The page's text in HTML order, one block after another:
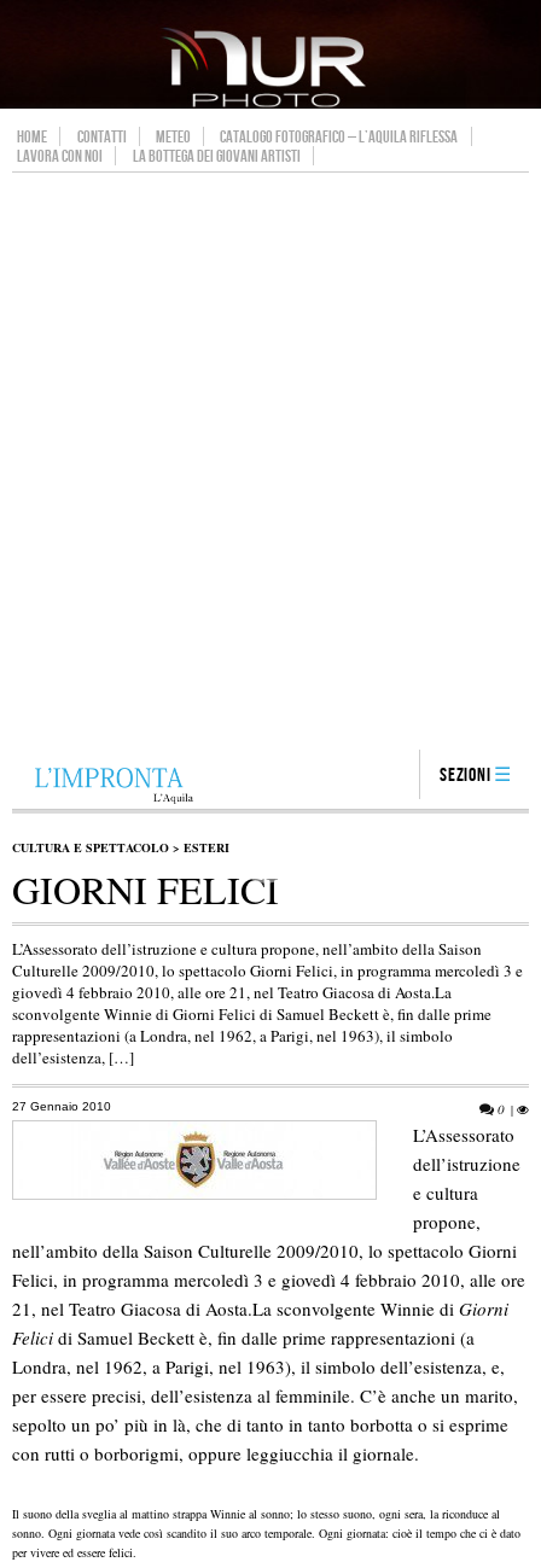
HOME CONTATTI METEO
CATALOGO FOTOGRAFICO – L’AQUILA RIFLESSA
LAVORA CON NOI
LA BOTTEGA DEI GIOVANI ARTISTI
Sezioni
CULTURA E SPETTACOLO > ESTERI
GIORNI FELICI
L’Assessorato dell’istruzione e cultura propone, nell’ambito della Saison
Culturelle 2009/2010, lo spettacolo Giorni Felici, in programma mercoledì 3 e
giovedì 4 febbraio 2010, alle ore 21, nel Teatro Giacosa di Aosta.La
sconvolgente Winnie di Giorni Felici di Samuel Beckett è, fin dalle prime
rappresentazioni (a Londra, nel 1962, a Parigi, nel 1963), il simbolo
dell’esistenza, […]
27 Gennaio 2010 0 |
L’Assessorato
dell’istruzione
e cultura
propone,
nell’ambito della Saison Culturelle 2009/2010, lo spettacolo Giorni
Felici, in programma mercoledì 3 e giovedì 4 febbraio 2010, alle ore
21, nel Teatro Giacosa di Aosta.La sconvolgente Winnie di Giorni
Felici di Samuel Beckett è, fin dalle prime rappresentazioni (a
Londra, nel 1962, a Parigi, nel 1963), il simbolo dell’esistenza, e,
per essere precisi, dell’esistenza al femminile. C’è anche un marito,
sepolto un po’ più in là, che di tanto in tanto borbotta o si esprime
con rutti o borborigmi, oppure leggiucchia il giornale.
Il suono della sveglia al mattino strappa Winnie al sonno; lo stesso suono, ogni sera, la riconduce al
sonno. Ogni giornata vede così scandito il suo arco temporale. Ogni giornata: cioè il tempo che ci è dato
per vivere ed essere felici.